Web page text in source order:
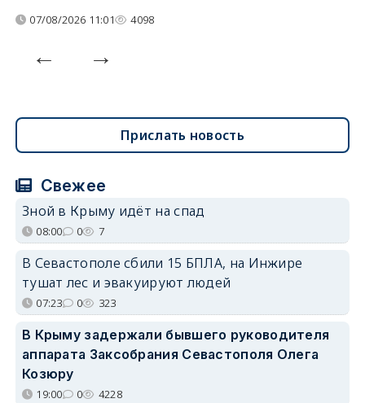
07/08/2026 11:01 4098
Прислать новость
Свежее
Зной в Крыму идёт на спад
08:00 0 7
В Севастополе сбили 15 БПЛА, на Инжире
тушат лес и эвакуируют людей
07:23 0 323
В Крыму задержали бывшего руководителя
аппарата Заксобрания Севастополя Олега
Козюру
19:00 0 4228